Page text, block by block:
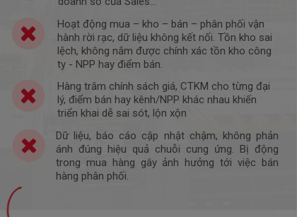
Hoạt động mua – kho – bán – phân phối vận
hành rời rạc, dữ liệu không kết nối. Tồn kho sai
lệch, không nắm được chính xác tồn kho công
ty - NPP hay điểm bán.
Dữ liệu, báo cáo cập nhật chậm, không phản
ánh đúng hiệu quả chuỗi cung ứng. Bị động
trong mua hàng gây ảnh hưởng tới việc bán
hàng phân phối.
Hàng trăm chính sách giá, CTKM cho từng đại
lý, điểm bán hay kênh/NPP khác nhau khiến
triển khai dễ sai sót, lộn xộn